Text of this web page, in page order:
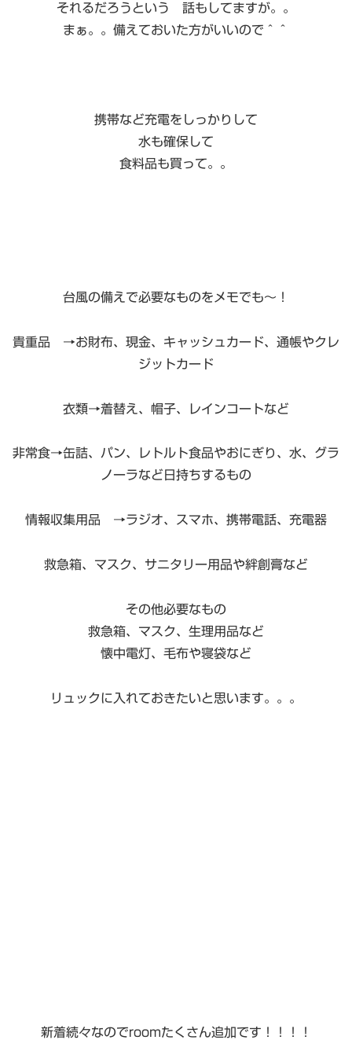
それるだろうという 話もしてますが。。
まぁ。。備えておいた方がいいので＾＾
携帯など充電をしっかりして
水も確保して
食料品も買って。。
台風の備えで必要なものをメモでも〜！
貴重品 →お財布、現金、キャッシュカード、通帳やクレ
ジットカード
衣類→着替え、帽子、レインコートなど
非常食→缶詰、パン、レトルト食品やおにぎり、水、グラ
ノーラなど日持ちするもの
情報収集用品 →ラジオ、スマホ、携帯電話、充電器
救急箱、マスク、サニタリー用品や絆創膏など
その他必要なもの
救急箱、マスク、生理用品など
懐中電灯、毛布や寝袋など
リュックに入れておきたいと思います。。。
新着続々なのでroomたくさん追加です！！！！